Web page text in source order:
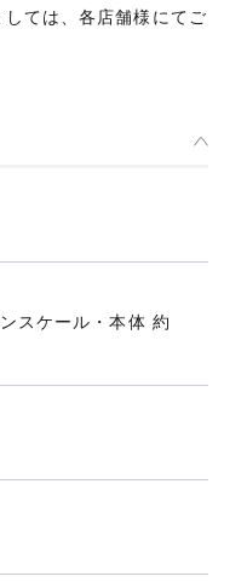
ては、各店舗様にてご
スケール・本体 約